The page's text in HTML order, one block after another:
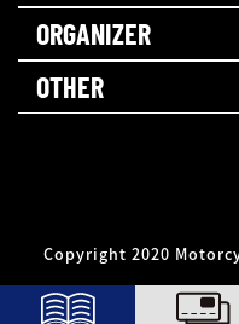
ORGANIZER
OTHER
Copyright 2020